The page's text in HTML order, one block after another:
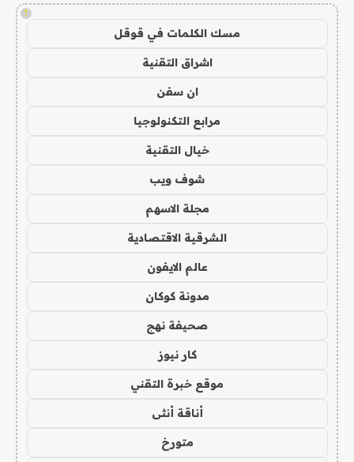
!
مسك الكلمات في قوقل
اشراق التقنية
ان سفن
مرابع التكنولوجيا
خيال التقنية
شوف ويب
مجلة الاسهم
الشرقية الاقتصادية
عالم الايفون
مدونة كوكان
صحيفة نهج
كار نيوز
موقع خبرة التقني
أناقة أنثى
متورخ